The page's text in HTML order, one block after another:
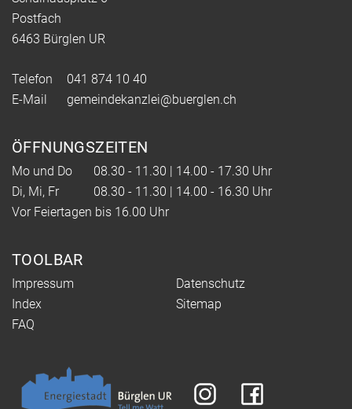
Postfach
6463 Bürglen UR
Telefon
041 874 10 40
E-Mail
gemeindekanzlei@buerglen.ch
ÖFFNUNGSZEITEN
Mo und Do
08.30 - 11.30 | 14.00 - 17.30 Uhr
Di, Mi, Fr
08.30 - 11.30 | 14.00 - 16.30 Uhr
Vor Feiertagen bis 16.00 Uhr
TOOLBAR
Impressum
Datenschutz
Index
Sitemap
FAQ